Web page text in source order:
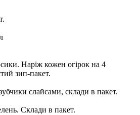
Наріж кожен огірок на 4
зип-пакет.
слайсами, склади в пакет.
Склади в пакет.